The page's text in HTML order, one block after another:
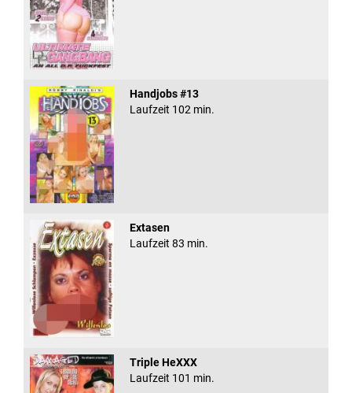
Handjobs #13
Laufzeit 102 min.
Extasen
Laufzeit 83 min.
Triple HeXXX
Laufzeit 101 min.